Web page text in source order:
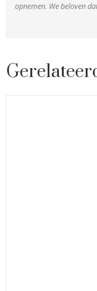
opnemen. We beloven